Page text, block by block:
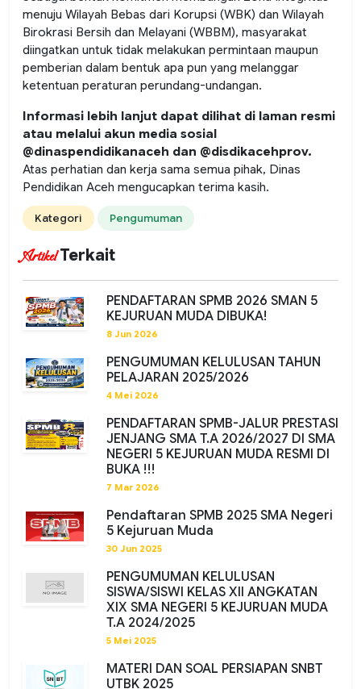
menuju Wilayah Bebas dari Korupsi (WBK) dan Wilayah
Birokrasi Bersih dan Melayani (WBBM), masyarakat
diingatkan untuk tidak melakukan permintaan maupun
pemberian dalam bentuk apa pun yang melanggar
ketentuan peraturan perundang-undangan.
Informasi lebih lanjut dapat dilihat di laman resmi
atau melalui akun media sosial
@dinaspendidikanaceh dan @disdikacehprov.
Atas perhatian dan kerja sama semua pihak, Dinas
Pendidikan Aceh mengucapkan terima kasih.
Kategori Pengumuman
ArtikelTerkait
PENDAFTARAN SPMB 2026 SMAN 5
KEJURUAN MUDA DIBUKA!
8 Jun 2026
PENGUMUMAN KELULUSAN TAHUN
PELAJARAN 2025/2026
4 Mei 2026
PENDAFTARAN SPMB-JALUR PRESTASI
JENJANG SMA T.A 2026/2027 DI SMA
NEGERI 5 KEJURUAN MUDA RESMI DI
BUKA !!!
7 Mar 2026
Pendaftaran SPMB 2025 SMA Negeri
5 Kejuruan Muda
30 Jun 2025
PENGUMUMAN KELULUSAN
SISWA/SISWI KELAS XII ANGKATAN
XIX SMA NEGERI 5 KEJURUAN MUDA
T.A 2024/2025
5 Mei 2025
MATERI DAN SOAL PERSIAPAN SNBT
UTBK 2025